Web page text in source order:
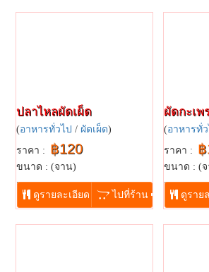
ปลาไหลผัดเผ็ด
(อาหารทั่วไป / ผัดเผ็ด)
ราคา : ฿120
ขนาด : (จาน)
...
ดูรายละเอียด ไปที่ร้าน
ผัดกะเพ
(อาหารทั่ว
ราคา : ฿
ขนาด : (
...
ดูราย